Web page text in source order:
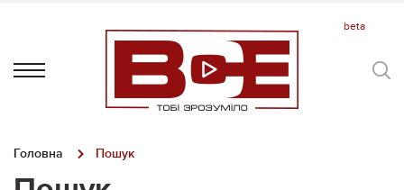
Головна Пошук